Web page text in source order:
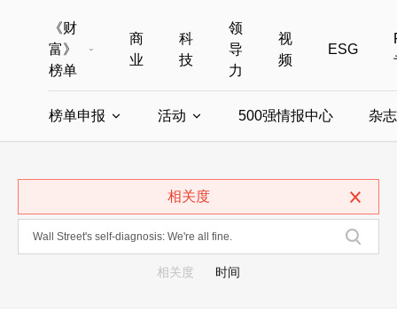
《财
富》
榜单
全部榜单
中国最具影响力商界女性
商
业
科
技
领
导
力
视
频
ESG
榜单申报 活动 500强情报中心 杂
相关度
相关度 时间